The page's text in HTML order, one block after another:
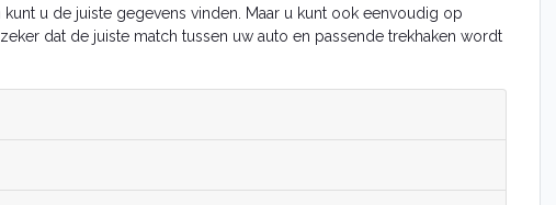
kunt u de juiste gegevens vinden. Maar u kunt ook eenvoudig op
dat de juiste match tussen uw auto en passende trekhaken wordt